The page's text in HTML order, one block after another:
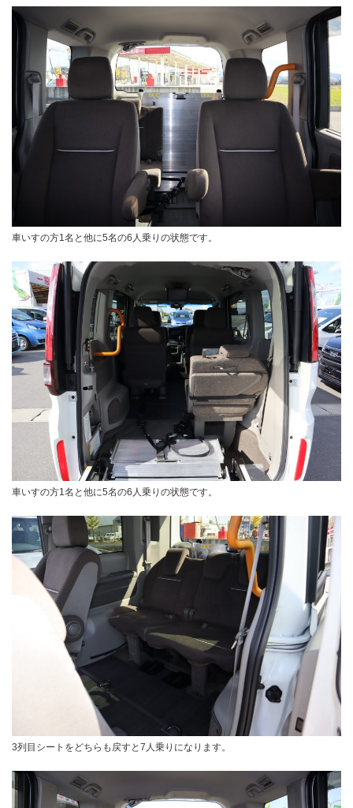
車いすの方1名と他に5名の6人乗りの状態です。
車いすの方1名と他に5名の6人乗りの状態です。
3列目シートをどちらも戻すと7人乗りになります。